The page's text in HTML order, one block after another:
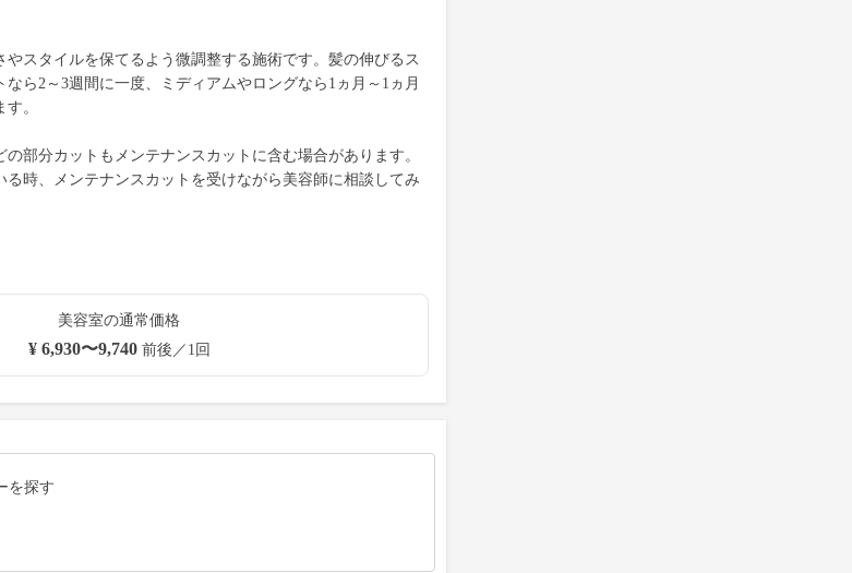
やスタイルを保てるよう微調整する施術です。髪の伸びるス
ら2～3週間に一度、ミディアムやロングなら1ヵ月～1ヵ月
。
部分カットもメンテナンスカットに含む場合があります。
る時、メンテナンスカットを受けながら美容師に相談してみ
美容室の通常価格
¥ 6,930〜9,740前後／1回
を探す